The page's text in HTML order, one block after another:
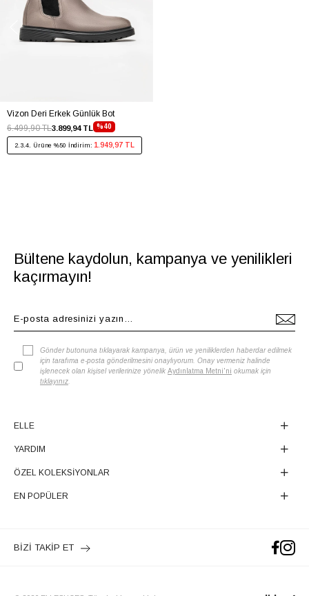
Vizon Deri Erkek Günlük Bot
%40
3.899,94 TL
6.499,90 TL
2.3.4. Ürüne %50 İndirim: 1.949,97 TL
Bültene kaydolun, kampanya ve yenilikleri
kaçırmayın!
Gönder butonuna tıklayarak kampanya, ürün ve yeniliklerden haberdar edilmek
için tarafıma e-posta gönderilmesini onaylıyorum. Onay vermeniz halinde
işlenecek olan kişisel verilerinize yönelik Aydınlatma Metni'ni okumak için
tıklayınız
ELLE
YARDIM
ÖZEL KOLEKSİYONLAR
EN POPÜLER
BİZİ TAKİP ET